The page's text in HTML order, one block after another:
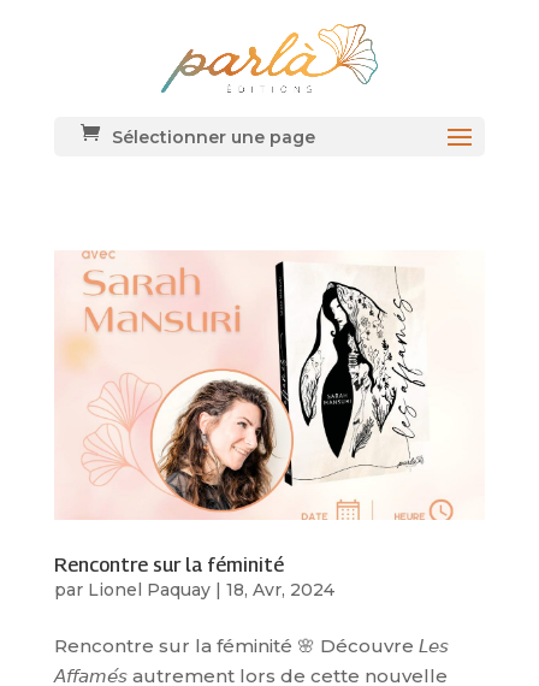
Sélectionner une page
Rencontre sur la féminité
par Lionel Paquay| 18, Avr, 2024
Rencontre sur la féminité 🌸 Découvre 𝘓𝘦𝘴
𝘈𝘧𝘧𝘢𝘮𝘦́𝘴 autrement lors de cette nouvelle